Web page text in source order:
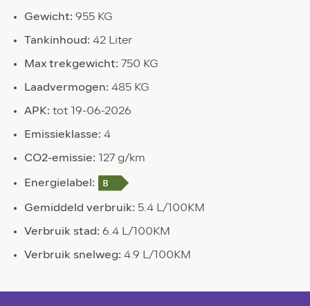
Gewicht: 955 KG
Tankinhoud: 42 Liter
Max trekgewicht: 750 KG
Laadvermogen: 485 KG
APK: tot 19-06-2026
Emissieklasse: 4
CO2-emissie: 127 g/km
Energielabel:
Gemiddeld verbruik: 5.4 L/100KM
Verbruik stad: 6.4 L/100KM
Verbruik snelweg: 4.9 L/100KM